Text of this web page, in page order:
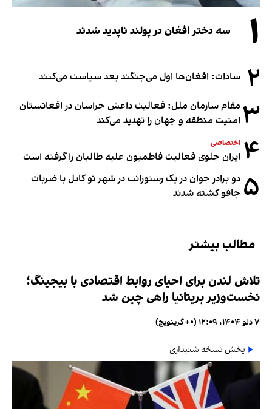
۱ سه دختر افغان در پولند ناپدید شدند
۲ سادات: افغان‌ها اول می‌جنگند بعد سیاست می‌کنند
۳ مقام سازمان ملل: فعالیت داعش خراسان در افغانستان
امنیت منطقه و جهان را تهدید می‌کند
۴ اختصاصی
ایران جلوی فعالیت فاطمیون علیه طالبان را گرفته است
۵ دو برادر جوان در یک رستورانت در شهر نو کابل با ضربات
چاقو کشته شدند
مطالب بیشتر
تلاش لندن برای احیای روابط اقتصادی با بیجینگ؛
نخست‌وزیر بریتانیا راهی چین شد
۷ دلو ۱۴۰۴، ۱۲:۰۹ (‎+۰ گرینویچ)
پخش نسخه شنیداری